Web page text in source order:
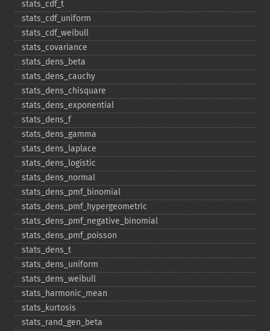
stats_​cdf_​t
stats_​cdf_​uniform
stats_​cdf_​weibull
stats_​covariance
stats_​dens_​beta
stats_​dens_​cauchy
stats_​dens_​chisquare
stats_​dens_​exponential
stats_​dens_​f
stats_​dens_​gamma
stats_​dens_​laplace
stats_​dens_​logistic
stats_​dens_​normal
stats_​dens_​pmf_​binomial
stats_​dens_​pmf_​hypergeometric
stats_​dens_​pmf_​negative_​binomial
stats_​dens_​pmf_​poisson
stats_​dens_​t
stats_​dens_​uniform
stats_​dens_​weibull
stats_​harmonic_​mean
stats_​kurtosis
stats_​rand_​gen_​beta